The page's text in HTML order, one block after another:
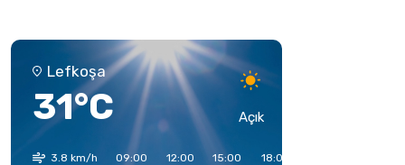
Lefkoşa
31°C Açık
3.8 km/h 09:00 12:00 15:00 18:00